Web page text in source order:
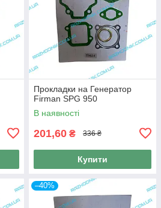
Прокладки на Генератор
Firman SPG 950
В наявності
201,60 ₴ 336 ₴
Купити
–40%